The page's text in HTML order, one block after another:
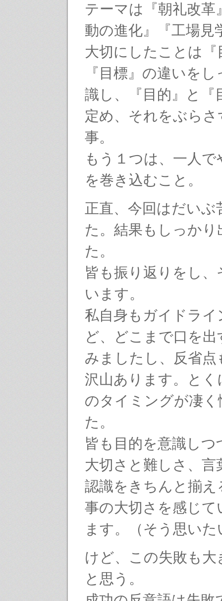
テーマは『朝礼改革
動の進化』『工場見
大切にしたことは『
『目標』の違いを
識し、『目的』と『
定め、それをぶら
事。
もう１つは、一人
を巻き込むこと。
正直、今回はだいぶ
た。結果もしっか
た。
皆も振り返りをし
います。
私自身もガイドライ
ど、どこまで口を
みましたし、反省点
沢山あります。とく
のタイミングが凄
た。
皆も目的を意識しつ
大切さと難しさ、言
認識をきちんと揃え
事の大切さを感じて
ます。（そう思いた
けど、この失敗も大
と思う。